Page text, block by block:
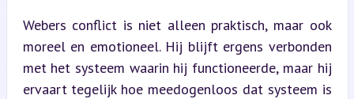
Webers conflict is niet alleen praktisch, maar ook
moreel en emotioneel. Hij blijft ergens verbonden
met het systeem waarin hij functioneerde, maar hij
ervaart tegelijk hoe meedogenloos dat systeem is